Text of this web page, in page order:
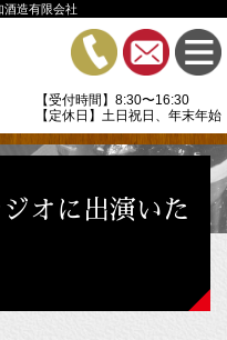
酒造有限会社
【受付時間】8:30〜16:30
【定休日】土日祝日、年末年始
オに出演いた